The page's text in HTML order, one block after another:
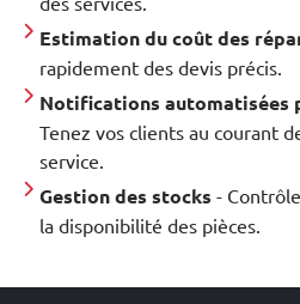
Estimation du coût des
rapidement des devis précis.
Notifications automatisées
Tenez vos clients au courant
service.
Gestion des stocks -
la disponibilité des pièces.